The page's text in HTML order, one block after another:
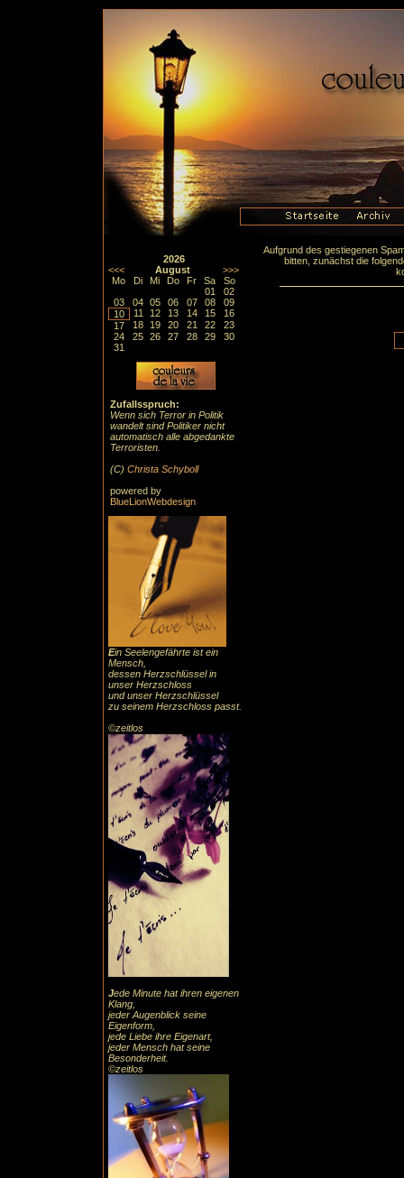
2026
<<<
August
>>>
Mo
Di Mi Do Fr Sa
So
01
02
03
04 05 06 07 08
09
10
11 12 13 14 15
16
17
18 19 20 21 22
23
24
25 26 27 28 29
30
31
Zufallsspruch:
Wenn sich Terror in Politik
wandelt sind Politiker nicht
automatisch alle abgedankte
Terroristen.
(C) Christa Schyboll
powered by
BlueLionWebdesign
Ein Seelengefährte ist ein
Mensch,
dessen Herzschlüssel in
unser Herzschloss
und unser Herzschlüssel
zu seinem Herzschloss passt.
©zeitlos
Jede Minute hat ihren eigenen
Klang,
jeder Augenblick seine
Eigenform,
jede Liebe ihre Eigenart,
jeder Mensch hat seine
Besonderheit.
©zeitlos
Aufgrund des gestiegenen
bitten, zunächst die